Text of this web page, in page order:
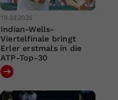
19.03.2026
Indian-Wells-
Viertelfinale bringt
Erler erstmals in die
ATP-Top-30